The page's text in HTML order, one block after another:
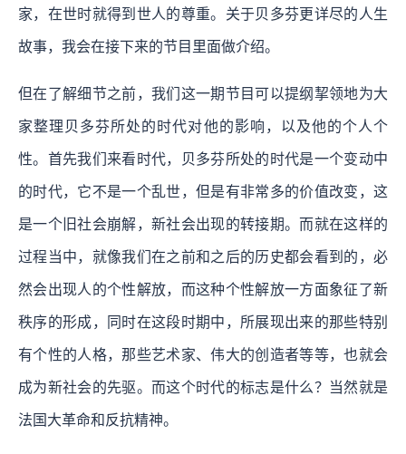
家，在世时就得到世人的尊重。关于贝多芬更详尽的人生
故事，我会在接下来的节目里面做介绍。
但在了解细节之前，我们这一期节目可以提纲挈领地为大
家整理贝多芬所处的时代对他的影响，以及他的个人个
性。首先我们来看时代，贝多芬所处的时代是一个变动中
的时代，它不是一个乱世，但是有非常多的价值改变，这
是一个旧社会崩解，新社会出现的转接期。而就在这样的
过程当中，就像我们在之前和之后的历史都会看到的，必
然会出现人的个性解放，而这种个性解放一方面象征了新
秩序的形成，同时在这段时期中，所展现出来的那些特别
有个性的人格，那些艺术家、伟大的创造者等等，也就会
成为新社会的先驱。而这个时代的标志是什么？当然就是
法国大革命和反抗精神。